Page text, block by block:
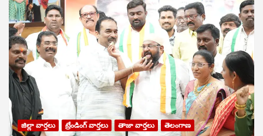
జిల్లా వార్తలు ట్రేండింగ్ వార్తలు తాజా వార్తలు తెలంగాణ